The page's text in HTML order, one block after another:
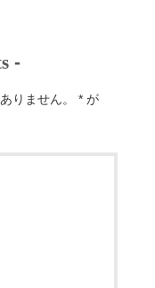
-
りません。 * が